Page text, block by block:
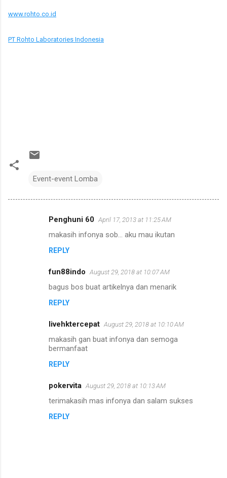
www.rohto.co.id
PT Rohto Laboratories Indonesia
Event-event Lomba
Penghuni 60 April 17, 2013 at 11:25 AM
makasih infonya sob... aku mau ikutan
REPLY
fun88indo August 29, 2018 at 10:07 AM
bagus bos buat artikelnya dan menarik
REPLY
livehktercepat August 29, 2018 at 10:10 AM
makasih gan buat infonya dan semoga
bermanfaat
REPLY
pokervita August 29, 2018 at 10:13 AM
terimakasih mas infonya dan salam sukses
REPLY